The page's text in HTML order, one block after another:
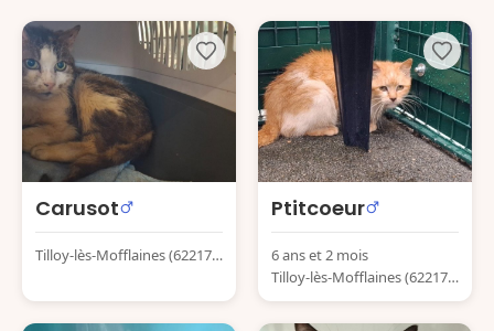
Carusot
Tilloy-lès-Mofflaines (62217)
Ptitcoeur
6 ans et 2 mois
Tilloy-lès-Mofflaines (62217)
France